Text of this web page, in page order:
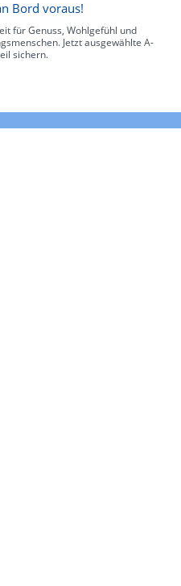
Bord voraus!
für Genuss, Wohlgefühl und
Jetzt ausgewählte A-
sichern.